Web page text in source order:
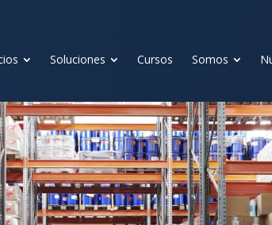
Soluciones Cursos Somos